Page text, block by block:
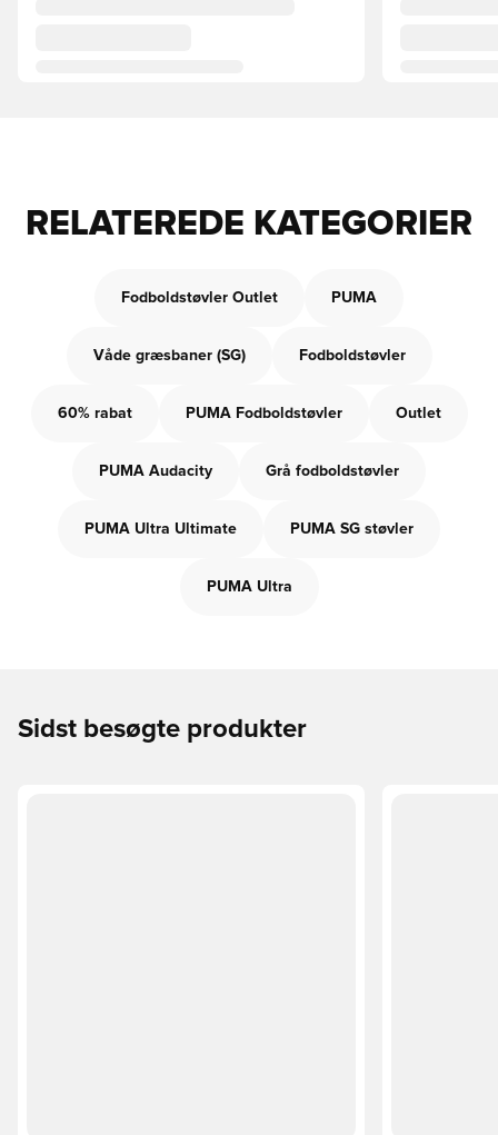
RELATEREDE KATEGORIER
Fodboldstøvler Outlet PUMA
Våde græsbaner (SG) Fodboldstøvler
60% rabat PUMA Fodboldstøvler Outlet
PUMA Audacity Grå fodboldstøvler
PUMA Ultra Ultimate PUMA SG støvler
PUMA Ultra
Sidst besøgte produkter